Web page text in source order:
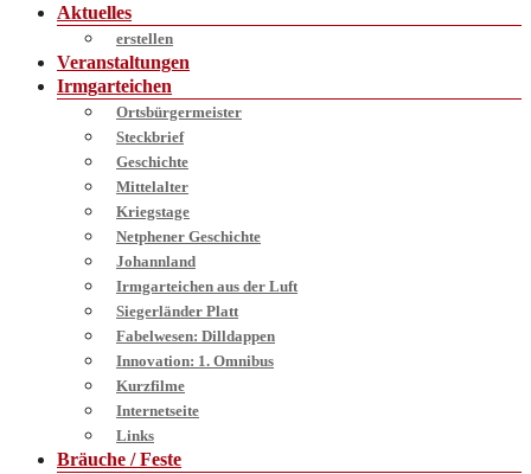
Aktuelles
erstellen
Veranstaltungen
Irmgarteichen
Ortsbürgermeister
Steckbrief
Geschichte
Mittelalter
Kriegstage
Netphener Geschichte
Johannland
Irmgarteichen aus der Luft
Siegerländer Platt
Fabelwesen: Dilldappen
Innovation: 1. Omnibus
Kurzfilme
Internetseite
Links
Bräuche / Feste